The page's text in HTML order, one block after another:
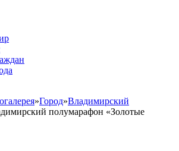
»Город»Владимирский
полумарафон «Золотые